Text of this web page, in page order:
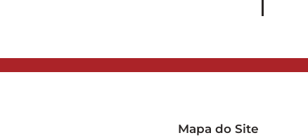
Mapa do Site